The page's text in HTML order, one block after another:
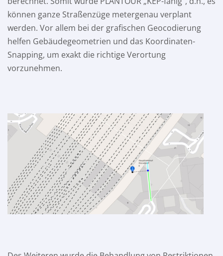
können ganze Straßenzüge metergenau verplant
werden. Vor allem bei der grafischen Geocodierung
helfen Gebäudegeometrien und das Koordinaten-
Snapping, um exakt die richtige Verortung
vorzunehmen.